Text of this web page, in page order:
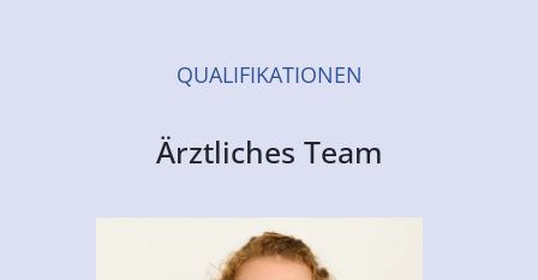
QUALIFIKATIONEN
Ärztliches Team